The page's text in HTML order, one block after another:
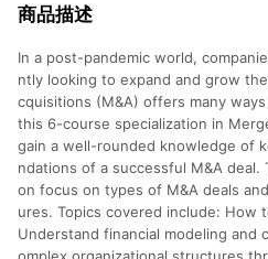
商品描述
In a post-pandemic world,
ntly looking to expand and grow
cquisitions (M&A) offers many
this 6-course specialization in
gain a well-rounded knowledge of
ndations of a successful M&A
on focus on types of M&A deals
ures. Topics covered include: How
Understand financial modeling and